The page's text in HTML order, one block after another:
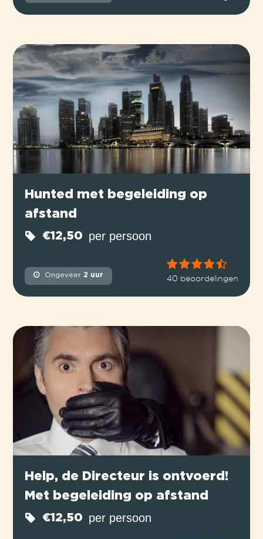
Hunted met begeleiding op
afstand
€12,50 per persoon
Ongeveer 2 uur 40 beoordelingen
Help, de Directeur is ontvoerd!
Met begeleiding op afstand
€12,50 per persoon